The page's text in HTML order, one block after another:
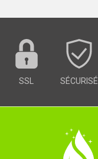
SSL SÉCURISÉ